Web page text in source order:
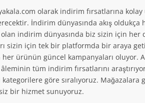
%30 A101 İndirim
A101 haftanın
20 TL A101
a101.com'a üye olarak
Devamını Oku
olarak indirim fırsatlarına
İndirim dünyasında akış oldukça
indirim dünyasında biz sizin için her
sizin için tek bir platformda bir araya
ürünün güncel kampanyaları oluyor.
tüm indirim fırsatlarını
göre sıralıyoruz. Mağazalara
bir hizmet sunuyoruz.